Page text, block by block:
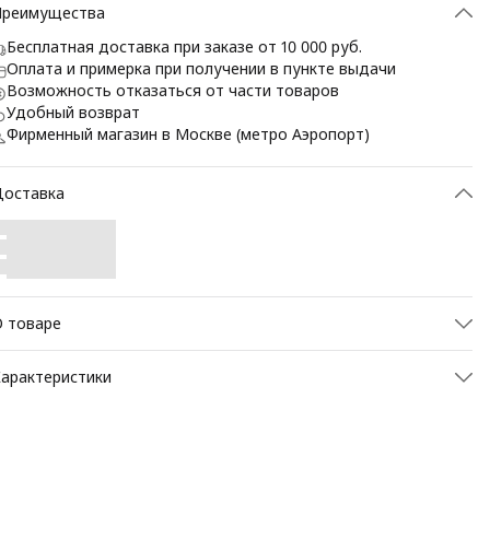
Бесплатная доставка при заказе от 10 000 руб.
Оплата и примерка при получении в пункте выдачи
Возможность отказаться от части товаров
Удобный возврат
Фирменный магазин в Москве (метро Аэропорт)
товаре
элегантный, шерстяной пиджак от марки
сочетающий классическую строгость и современную